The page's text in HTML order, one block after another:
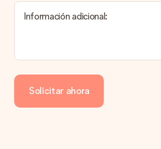
¿Cómo puedo pagar mi pedido?
de crédito o transferencia bancaria. En
transferencia bancaria, ten en cuenta
entrega de tu regalo.
Información adicional:
Solicitar ahora